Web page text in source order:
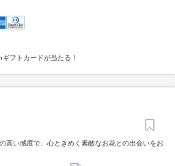
フトカードが当たる！
高い感度で、心ときめく素敵なお花との出会いをお